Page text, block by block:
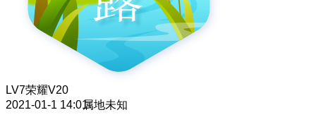
LV7荣耀V20
2021-01-1 14:01属地未知